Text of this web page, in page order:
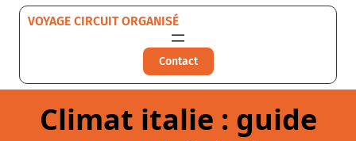
Aller
VOYAGE CIRCUIT ORGANISÉ
Contact
Climat italie : guide